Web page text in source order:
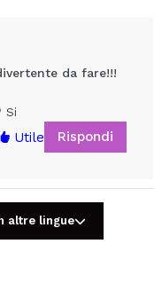
una foto
Immaginalo...
da fare!!!
Si
Utile Rispondi
altre lingue